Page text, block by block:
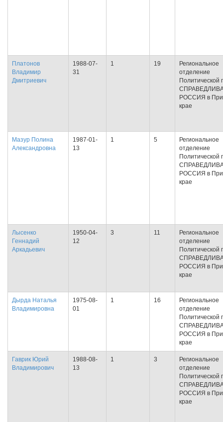
Платонов
Владимир
Дмитриевич
1988-07-
31
1 19
Региональное
отделение
Политической
РОССИЯ в
крае
Мазур Полина
Александровна
1987-01-
13
1 5
Региональное
отделение
Политической
РОССИЯ в
крае
Лысенко
Геннадий
Аркадьевич
1950-04-
12
3 11
Региональное
отделение
Политической
РОССИЯ в
крае
Дырда Наталья
Владимировна
1975-08-
01
1 16
Региональное
отделение
Политической
РОССИЯ в
крае
Гаврик Юрий
Владимирович
1988-08-
13
1 3
Региональное
отделение
Политической
РОССИЯ в
крае